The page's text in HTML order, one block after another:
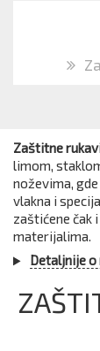
Zaštitne
limom,
noževima,
vlakna i
zaštićene čak
materijalima.
Detaljnije